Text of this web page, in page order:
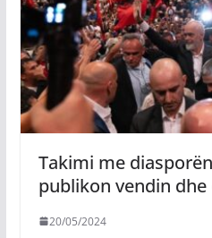
Takimi me
publikon vendin
20/05/2024